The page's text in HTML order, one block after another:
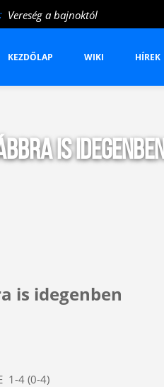
Vereség a bajnoktól
KEZDŐLAP WIKI HÍREK
is idegenben
is idegenben
1-4 (0-4)